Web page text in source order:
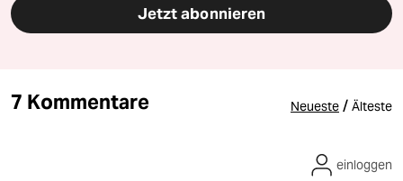
Jetzt abonnieren
7 Kommentare Neueste / Älteste
einloggen